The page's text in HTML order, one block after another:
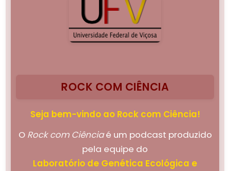
ROCK COM CIÊNCIA
Seja bem-vindo ao Rock com Ciência!
O Rock com Ciênciaé um podcast produzido
pela equipe do
Laboratório de Genética Ecológica e